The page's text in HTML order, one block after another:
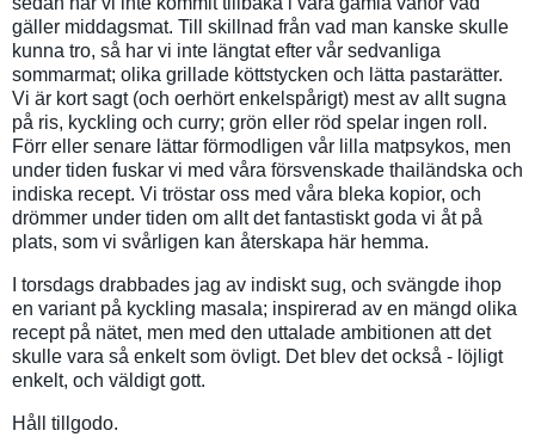
gäller middagsmat. Till skillnad från vad man kanske skulle
kunna tro, så har vi inte längtat efter vår sedvanliga
sommarmat; olika grillade köttstycken och lätta pastarätter.
Vi är kort sagt (och oerhört enkelspårigt) mest av allt sugna
på ris, kyckling och curry; grön eller röd spelar ingen roll.
Förr eller senare lättar förmodligen vår lilla matpsykos, men
under tiden fuskar vi med våra försvenskade thailändska och
indiska recept. Vi tröstar oss med våra bleka kopior, och
drömmer under tiden om allt det fantastiskt goda vi åt på
plats, som vi svårligen kan återskapa här hemma.
I torsdags drabbades jag av indiskt sug, och svängde ihop
en variant på kyckling masala; inspirerad av en mängd olika
recept på nätet, men med den uttalade ambitionen att det
skulle vara så enkelt som övligt. Det blev det också - löjligt
enkelt, och väldigt gott.
Håll tillgodo.